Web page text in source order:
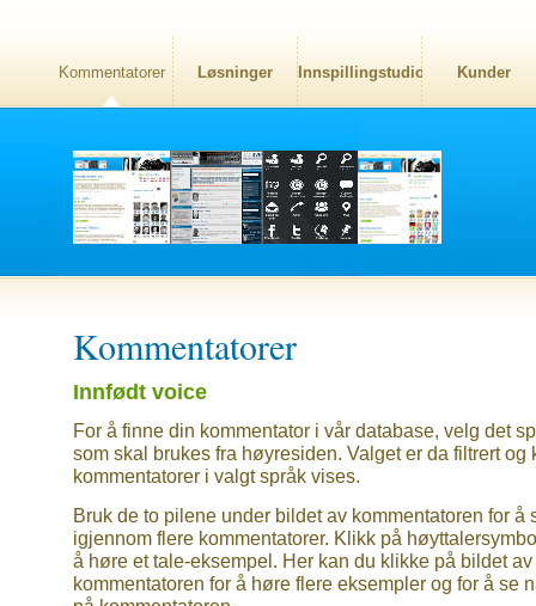
Kommentatorer Løsninger Innspillingstudio Kunder
Kommentatorer
Innfødt voice
For å finne din kommentator i vår database, velg det
som skal brukes fra høyresiden. Valget er da filtrert og
kommentatorer i valgt språk vises.
Bruk de to pilene under bildet av kommentatoren for å
igjennom flere kommentatorer. Klikk på
å høre et tale-eksempel. Her kan du klikke på bildet av
kommentatoren for å høre flere eksempler og for å se